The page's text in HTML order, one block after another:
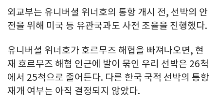
외교부는 유니버셜 위너호의 통항 개시 전, 선박의 안
전을 위해 미국 등 유관국과도 사전 조율을 진행했다.
유니버셜 위너호가 호르무즈 해협을 빠져나오면, 현
재 호르무즈 해협 인근에 발이 묶인 우리 선박은 26척
에서 25척으로 줄어든다. 다른 한국 국적 선박의 통항
재개 여부는 아직 결정되지 않았다.